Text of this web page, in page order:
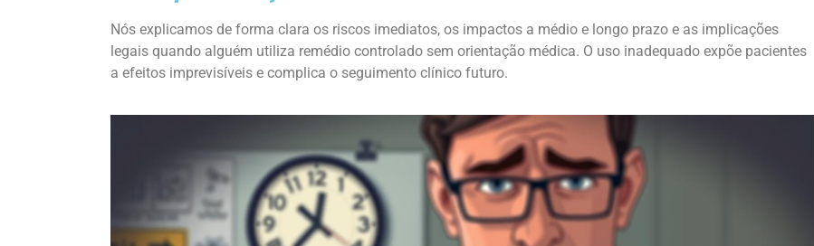
Nós explicamos de forma clara os riscos imediatos, os impactos a médio e longo prazo e as implicações
legais quando alguém utiliza remédio controlado sem orientação médica. O uso inadequado expõe pacientes
a efeitos imprevisíveis e complica o seguimento clínico futuro.